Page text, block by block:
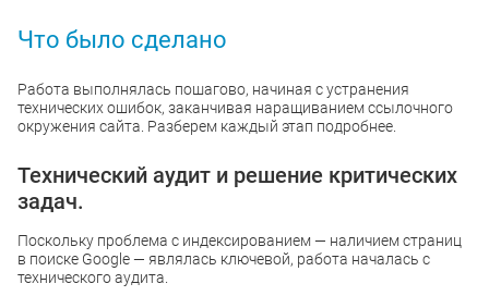
Что было сделано
Работа выполнялась пошагово, начиная с устранения
технических ошибок, заканчивая наращиванием ссылочного
окружения сайта. Разберем каждый этап подробнее.
Технический аудит и решение критических
задач.
Поскольку проблема с индексированием — наличием страниц
в поиске Google — являлась ключевой, работа началась с
технического аудита.